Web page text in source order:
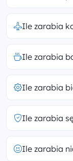
Ile zarabia
Ile zarabia
Ile zarabia
Ile zarabia
Ile zarabia